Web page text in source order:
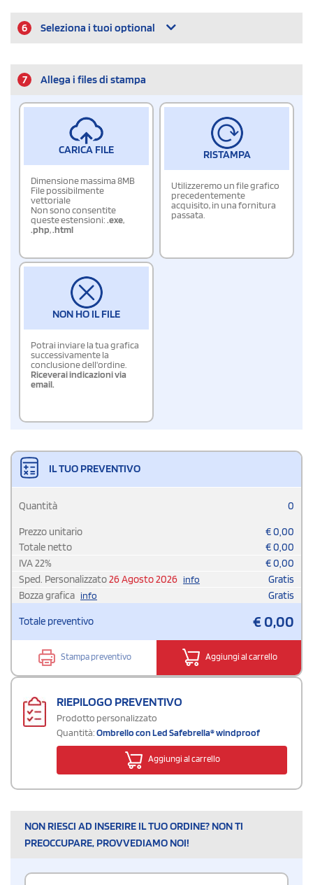
6 Seleziona i tuoi optional
7 Allega i files di stampa
CARICA FILE
Dimensione massima 8MB
File possibilmente
vettoriale
Non sono consentite
queste estensioni:.exe,
.php,.html
RISTAMPA
Utilizzeremo un file grafico
precedentemente
acquisito, in una fornitura
passata.
NON HO IL FILE
Potrai inviare la tua grafica
successivamente la
conclusione dell'ordine.
Riceverai indicazioni via
email.
IL TUO PREVENTIVO
Quantità 0
Prezzo unitario €0,00
Totale netto
€0,00
IVA22% €0,00
Sped. Personalizzato26 Agosto 2026 info
Gratis
Bozza grafica info Gratis
Totale preventivo €0,00
Stampa preventivo Aggiungi al carrello
RIEPILOGO PREVENTIVO
Prodotto personalizzato
Quantità:Ombrello con Led Safebrella® windproof
Aggiungi al carrello
NON RIESCI AD INSERIRE IL TUO ORDINE? NON TI
PREOCCUPARE, PROVVEDIAMO NOI!